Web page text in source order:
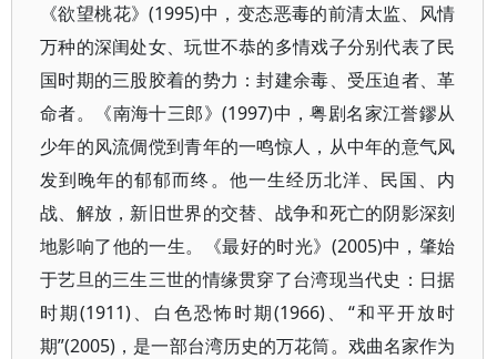
《欲望桃花》(1995)中，变态恶毒的前清太监、风情
万种的深闺处女、玩世不恭的多情戏子分别代表了民
国时期的三股胶着的势力：封建余毒、受压迫者、革
命者。《南海十三郎》(1997)中，粤剧名家江誉鏐从
少年的风流倜傥到青年的一鸣惊人，从中年的意气风
发到晚年的郁郁而终。他一生经历北洋、民国、内
战、解放，新旧世界的交替、战争和死亡的阴影深刻
地影响了他的一生。《最好的时光》(2005)中，肇始
于艺旦的三生三世的情缘贯穿了台湾现当代史：日据
时期(1911)、白色恐怖时期(1966)、“和平开放时
期”(2005)，是一部台湾历史的万花筒。戏曲名家作为